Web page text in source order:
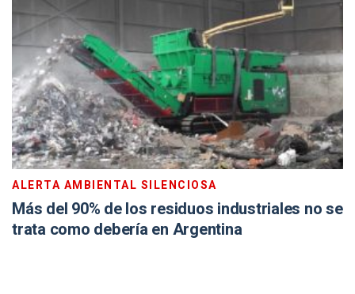
ALERTA AMBIENTAL SILENCIOSA
Más del 90% de los residuos industriales no se
trata como debería en Argentina